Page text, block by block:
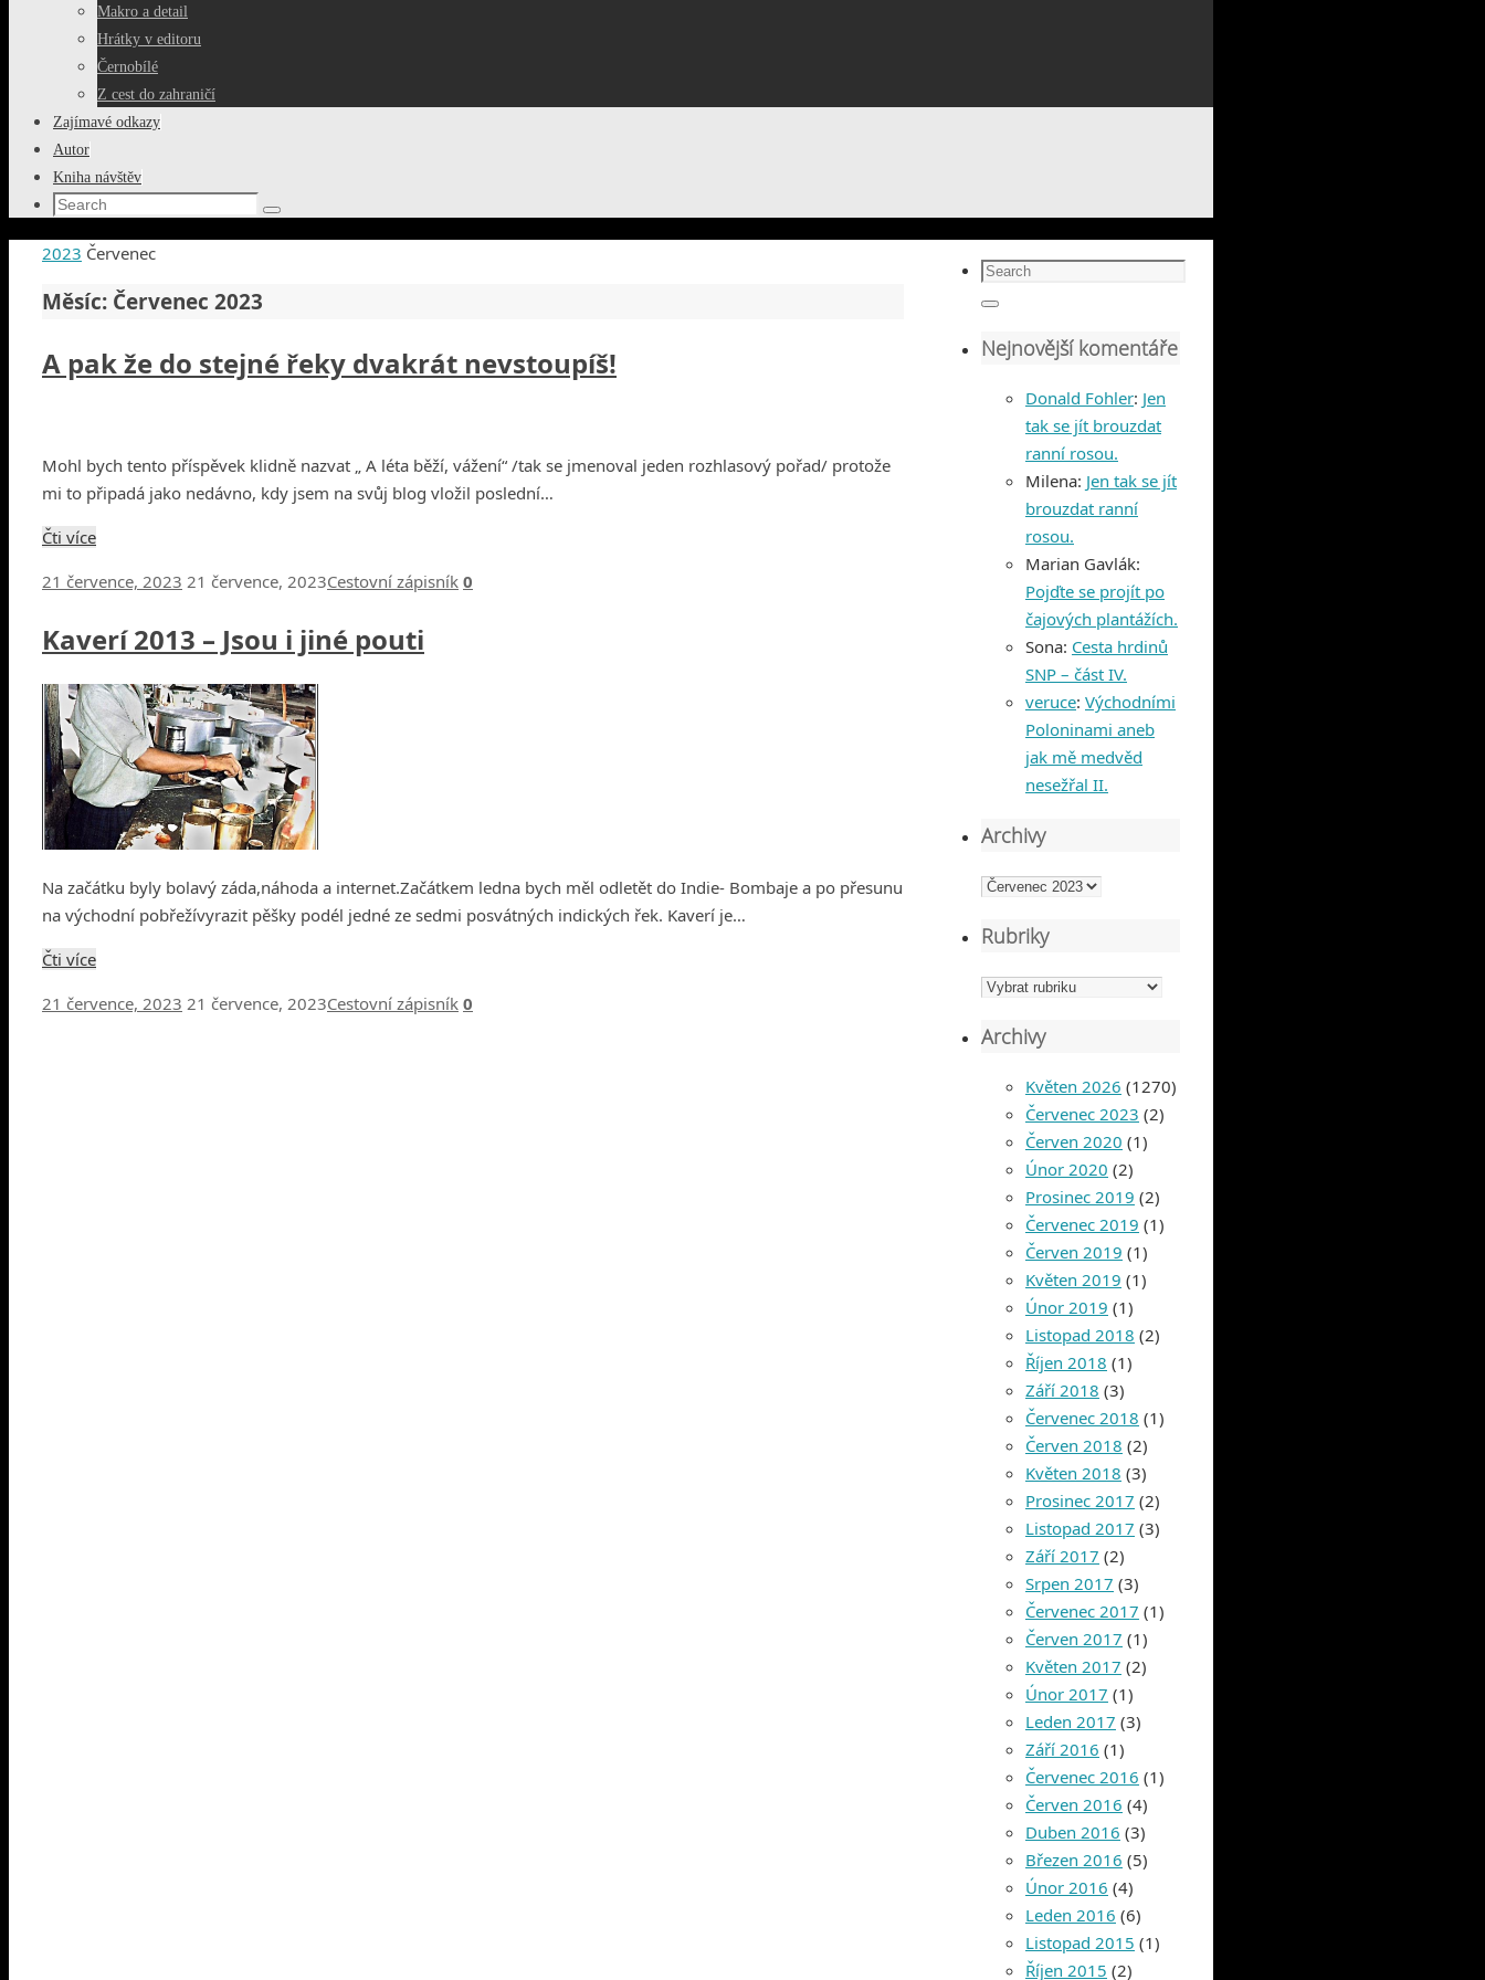
Makro a detail
Hrátky v editoru
Černobílé
Z cest do zahraničí
Zajímavé odkazy
Autor
Kniha návštěv
Search
Search
Home
2023 Červenec
Měsíc: Červenec 2023
A pak že do stejné řeky dvakrát nevstoupíš!
Mohl bych tento příspěvek klidně nazvat „ A léta běží, vážení“ /tak se jmenoval jeden rozhlasový pořad/ protože
mi to připadá jako nedávno, kdy jsem na svůj blog vložil poslední…
Čti více
21 července, 2023 21 července, 2023Cestovní zápisník 0
Kaverí 2013 – Jsou i jiné pouti
Na začátku byly bolavý záda,náhoda a internet.Začátkem ledna bych měl odletět do Indie- Bombaje a po přesunu
na východní pobřežívyrazit pěšky podél jedné ze sedmi posvátných indických řek. Kaverí je…
Čti více
21 července, 2023 21 července, 2023Cestovní zápisník 0
Search
for:
Search
Nejnovější komentáře
Donald Fohler: Jen
tak se jít brouzdat
ranní rosou.
Milena: Jen tak se jít
brouzdat ranní
rosou.
Marian Gavlák:
Pojďte se projít po
čajových plantážích.
Sona: Cesta hrdinů
SNP – část IV.
veruce: Východními
Poloninami aneb
jak mě medvěd
nesežřal II.
Archivy
Archivy
Rubriky
Rubriky
Archivy
Květen 2026 (1270)
Červenec 2023 (2)
Červen 2020 (1)
Únor 2020 (2)
Prosinec 2019 (2)
Červenec 2019 (1)
Červen 2019 (1)
Květen 2019 (1)
Únor 2019 (1)
Listopad 2018 (2)
Říjen 2018 (1)
Září 2018 (3)
Červenec 2018 (1)
Červen 2018 (2)
Květen 2018 (3)
Prosinec 2017 (2)
Listopad 2017 (3)
Září 2017 (2)
Srpen 2017 (3)
Červenec 2017 (1)
Červen 2017 (1)
Květen 2017 (2)
Únor 2017 (1)
Leden 2017 (3)
Září 2016 (1)
Červenec 2016 (1)
Červen 2016 (4)
Duben 2016 (3)
Březen 2016 (5)
Únor 2016 (4)
Leden 2016 (6)
Listopad 2015 (1)
Říjen 2015 (2)